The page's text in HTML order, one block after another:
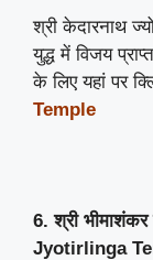
श्री केदारनाथ
युद्ध में विजय
के लिए यहां पर
Temple
6. श्री
Jyotirlinga